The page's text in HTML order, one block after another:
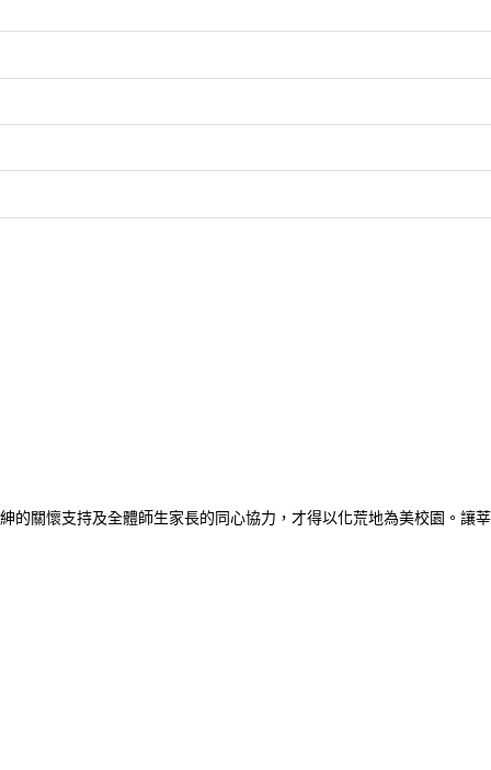
的關懷支持及全體師生家長的同心協力，才得以化荒地為美校園。讓莘